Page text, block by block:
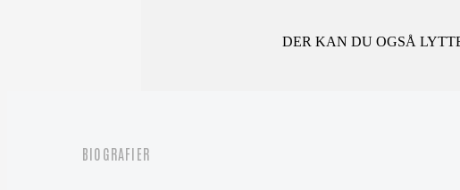
DER KAN DU OGSÅ
BIOGRAFIER